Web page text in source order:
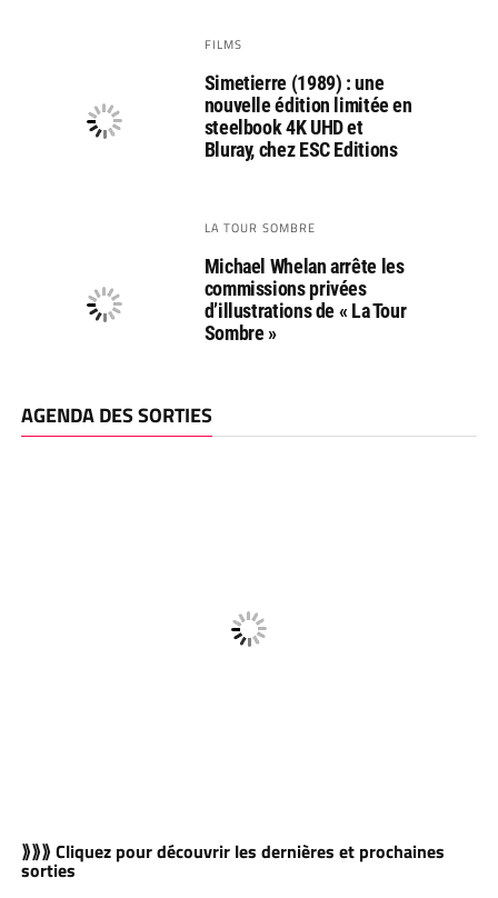
FILMS
Simetierre (1989) : une
nouvelle édition limitée en
steelbook 4K UHD et
Bluray, chez ESC Editions
LA TOUR SOMBRE
Michael Whelan arrête les
commissions privées
d’illustrations de « La Tour
Sombre »
AGENDA DES SORTIES
⟫⟫⟫ Cliquez pour découvrir les dernières et prochaines
sorties